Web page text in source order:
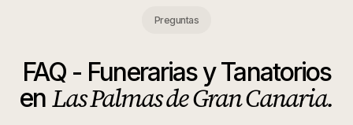
Preguntas
FAQ - Funerarias y Tanatorios
en Las Palmas de Gran Canaria.